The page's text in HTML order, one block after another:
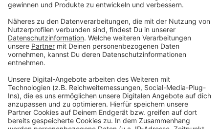
In der vergangenen Woche hatten Eltern vor dem
Landtag für mehr Geld für die Kitas protestiert
Kita-Einrichtungen in NRW warnen vor Pleitewelle
So haben wir im vergangenen Jahr über den
Personalmangel in Kitas berichtet
Anzeige